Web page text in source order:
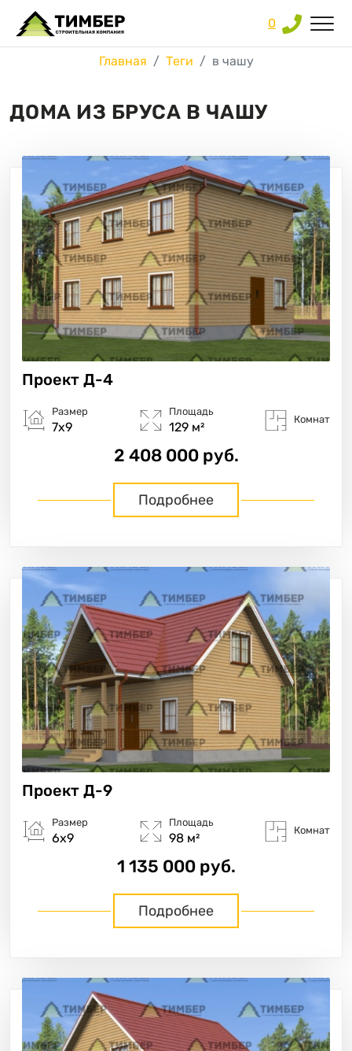
0
Главная Теги в чашу
ДОМА ИЗ БРУСА В ЧАШУ
Проект Д-4
Размер
7х9
Площадь
129 м²
Комнат
2 408 000 руб.
Подробнее
Проект Д-9
Размер
6х9
Площадь
98 м²
Комнат
1 135 000 руб.
Подробнее